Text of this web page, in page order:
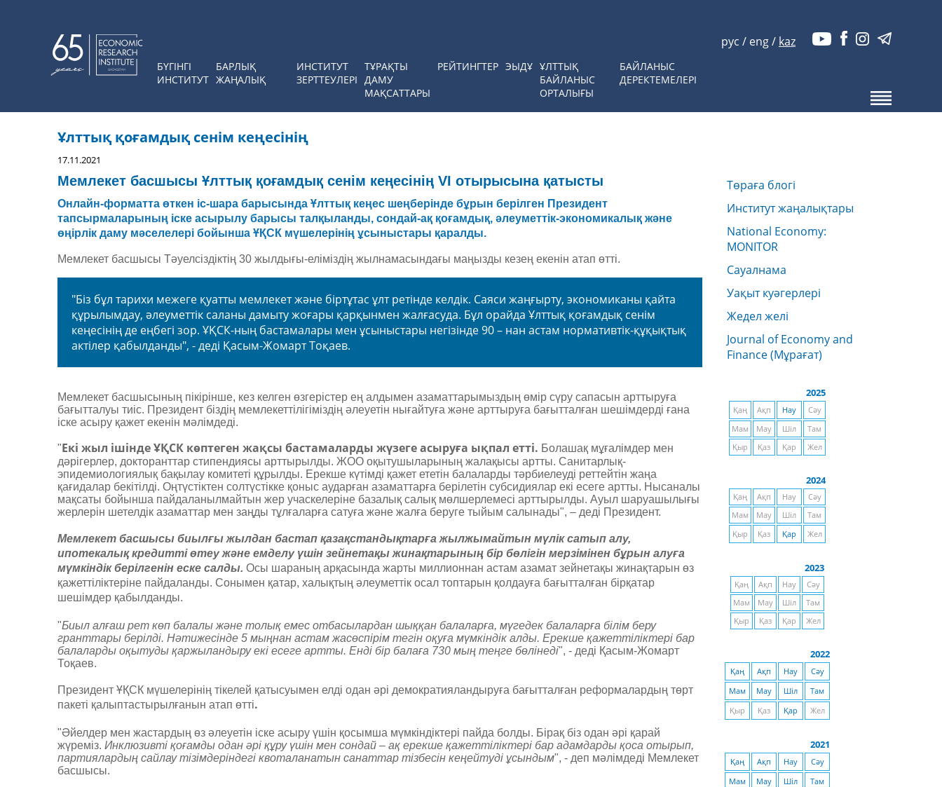
БҮГІНГІ
ИНСТИТУТ
БАРЛЫҚ
ЖАҢАЛЫҚ
ИНСТИТУТ
ЗЕРТТЕУЛЕРІ
ТҰРАҚТЫ
ДАМУ
МАҚСАТТАРЫ
РЕЙТИНГТЕР ЭЫДҰ ҰЛТТЫҚ
БАЙЛАНЫС
ОРТАЛЫҒЫ
БАЙЛАНЫС
ДЕРЕКТЕМЕЛЕРІ
рус / eng/ kaz
Ұлттық қоғамдық сенім кеңесінің
17.11.2021
Мемлекет басшысы Ұлттық қоғамдық сенім кеңесінің VI отырысына қатысты
Онлайн-форматта өткен іс-шара барысында Ұлттық кеңес шеңберінде бұрын берілген Президент
тапсырмаларының іске асырылу барысы талқыланды, сондай-ақ қоғамдық, әлеуметтік-экономикалық және
өңірлік даму мәселелері бойынша ҰҚСК мүшелерінің ұсыныстары қаралды.
Мемлекет басшысы Тәуелсіздіктің 30 жылдығы-еліміздің жылнамасындағы маңызды кезең екенін атап өтті.
"Біз бұл тарихи межеге қуатты мемлекет және біртұтас ұлт ретінде келдік. Саяси жаңғырту, экономиканы қайта
құрылымдау, әлеуметтік саланы дамыту жоғары қарқынмен жалғасуда. Бұл орайда Ұлттық қоғамдық сенім
кеңесінің де еңбегі зор. ҰҚСК-ның бастамалары мен ұсыныстары негізінде 90 – нан астам нормативтік-құқықтық
актілер қабылданды", - деді Қасым-Жомарт Тоқаев.
Мемлекет басшысының пікірінше, кез келген өзгерістер ең алдымен азаматтарымыздың өмір сүру сапасын арттыруға
бағытталуы тиіс. Президент біздің мемлекеттілігіміздің әлеуетін нығайтуға және арттыруға бағытталған шешімдерді ғана
іске асыру қажет екенін мәлімдеді.
"Екі жыл ішінде ҰҚСК көптеген жақсы бастамаларды жүзеге асыруға ықпал етті. Болашақ мұғалімдер мен
дәрігерлер, докторанттар стипендиясы арттырылды. ЖОО оқытушыларының жалақысы артты. Санитарлық-
эпидемиологиялық бақылау комитеті құрылды. Ерекше күтімді қажет ететін балаларды тәрбиелеуді реттейтін жаңа
қағидалар бекітілді. Оңтүстіктен солтүстікке қоныс аударған азаматтарға берілетін субсидиялар екі есеге артты. Нысаналы
мақсаты бойынша пайдаланылмайтын жер учаскелеріне базалық салық мөлшерлемесі арттырылды. Ауыл шаруашылығы
жерлерін шетелдік азаматтар мен заңды тұлғаларға сатуға және жалға беруге тыйым салынады", – деді Президент.
Мемлекет басшысы биылғы жылдан бастап қазақстандықтарға жылжымайтын мүлік сатып алу,
ипотекалық кредитті өтеу және емделу үшін зейнетақы жинақтарының бір бөлігін мерзімінен бұрын алуға
мүмкіндік берілгенін еске салды. Осы шараның арқасында жарты миллионнан астам азамат зейнетақы жинақтарын өз
қажеттіліктеріне пайдаланды. Сонымен қатар, халықтың әлеуметтік осал топтарын қолдауға бағытталған бірқатар
шешімдер қабылданды.
"Биыл алғаш рет көп балалы және толық емес отбасылардан шыққан балаларға, мүгедек балаларға білім беру
гранттары берілді. Нәтижесінде 5 мыңнан астам жасөспірім тегін оқуға мүмкіндік алды. Ерекше қажеттіліктері бар
балаларды оқытуды қаржыландыру екі есеге артты. Енді бір балаға 730 мың теңге бөлінеді", - деді Қасым-Жомарт
Тоқаев.
Президент ҰҚСК мүшелерінің тікелей қатысуымен елді одан әрі демократияландыруға бағытталған реформалардың төрт
пакеті қалыптастырылғанын атап өтті.
"Әйелдер мен жастардың өз әлеуетін іске асыру үшін қосымша мүмкіндіктері пайда болды. Бірақ біз одан әрі қарай
жүреміз. Инклюзивті қоғамды одан әрі құру үшін мен сондай – ақ ерекше қажеттіліктері бар адамдарды қоса отырып,
партиялардың сайлау тізімдеріндегі квоталанатын санаттар тізбесін кеңейтуді ұсындым", - деп мәлімдеді Мемлекет
басшысы.
Төраға блогі
Институт жаңалықтары
National Economy:
MONITOR
Сауалнама
Уақыт куәгерлері
Жедел желі
Journal of Economy and
Finance (Мұрағат)
2025
Қаң Ақп Нау
Сәу
Мам
Мау Шіл
Там
Қыр
Қаз Қар Жел
2024
Қаң Ақп Нау
Сәу
Мам
Мау Шіл
Там
Қыр
Қаз Қар Жел
2023
Қаң Ақп Нау
Сәу
Мам
Мау Шіл
Там
Қыр
Қаз Қар Жел
2022
Қаң Ақп Нау
Сәу
Мам
Мау Шіл
Там
Қыр
Қаз Қар Жел
2021
Қаң Ақп Нау
Сәу
Мам
Мау Шіл
Там